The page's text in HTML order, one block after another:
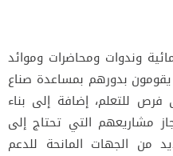
وندوات ومحاضرات وموائد
يقومون بدورهم بمساعدة صناع
للتعلم، إضافة إلى بناء
مشاريعهم التي تحتاج إلى
من الجهات المانحة للدعم